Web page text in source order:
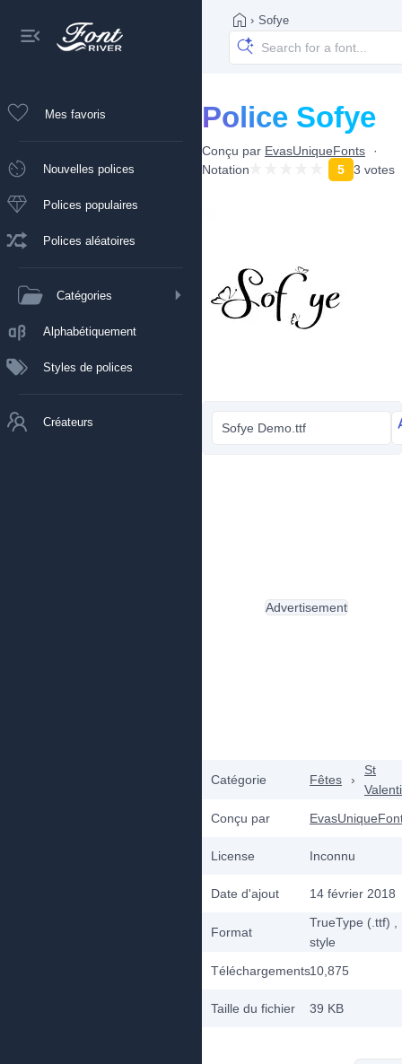
Mes favoris
Nouvelles polices
Polices populaires
Polices aléatoires
Catégories
Alphabétiquement
Styles de polices
Créateurs
› Sofye
Police Sofye
Conçu par EvasUniqueFonts
Notation
5 3 votes
Sofye Demo.ttf
Catégorie Fêtes ›
St
Conçu par
License Inconnu
Date d'ajout 14 février 2018
Format
TrueType (.ttf)
style
Téléchargements10,875
Taille du fichier 39 KB
Advertisement